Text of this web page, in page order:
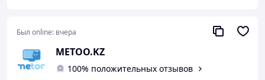
Высокое качество изображения обеспечивает 14-
дюймовый дисплей с разрешением WQXGA (2560x1600).
Соотношение сторон 16:10 дает больше пространства
для работы с документами и таблицами, а высокая
Был online: вчера
METOO.KZ
100% положительных отзывов